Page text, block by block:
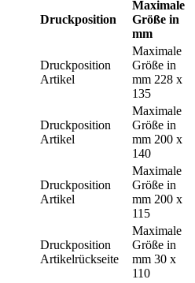
Druckposition
Maximale
Größe in
mm
Druckposition
Artikel
Maximale
Größe in
mm 228 x
135
Druckposition
Artikel
Maximale
Größe in
mm 200 x
140
Druckposition
Artikel
Maximale
Größe in
mm 200 x
115
Druckposition
Artikelrückseite
Maximale
Größe in
mm 30 x
110